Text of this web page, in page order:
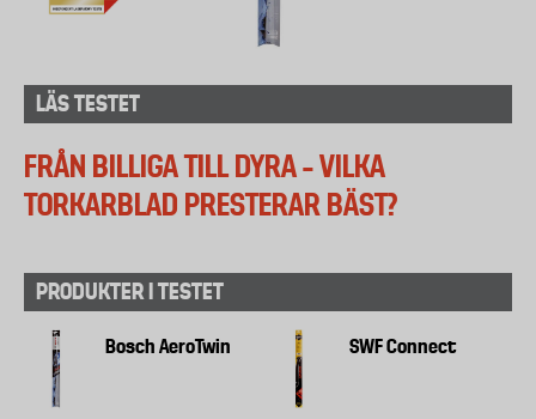
LÄS TESTET
FRÅN BILLIGA TILL DYRA – VILKA
TORKARBLAD PRESTERAR BÄST?
PRODUKTER I TESTET
Bosch AeroTwin SWF Connect